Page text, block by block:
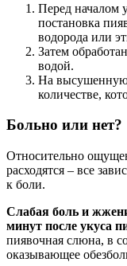
Перед началом
постановка
водорода или
Затем
водой.
На высушенную
количестве,
Больно или нет?
Относительно
расходятся – все
к боли.
Слабая боль и
минут после укуса
пиявочная слюна, в
оказывающее